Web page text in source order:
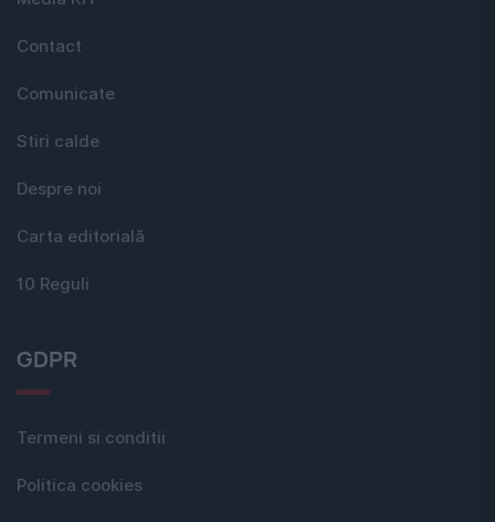
Contact
Comunicate
Stiri calde
Despre noi
Carta editorială
10 Reguli
GDPR
Termeni si conditii
Politica cookies